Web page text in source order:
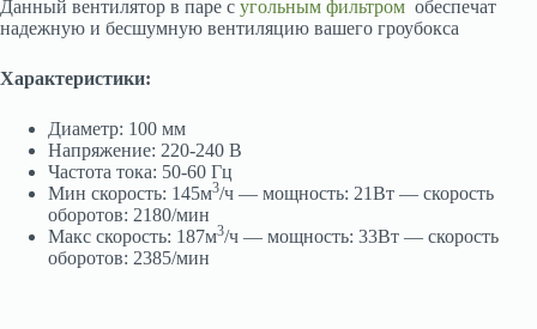
Данный вентилятор в паре с угольным фильтром обеспечат
надежную и бесшумную вентиляцию вашего гроубокса
Характеристики:
Диаметр: 100 мм
Напряжение: 220-240 В
Частота тока: 50-60 Гц
Мин скорость: 145м3/ч — мощность: 21Вт — скорость
оборотов: 2180/мин
Макс скорость: 187м3/ч — мощность: 33Вт — скорость
оборотов: 2385/мин